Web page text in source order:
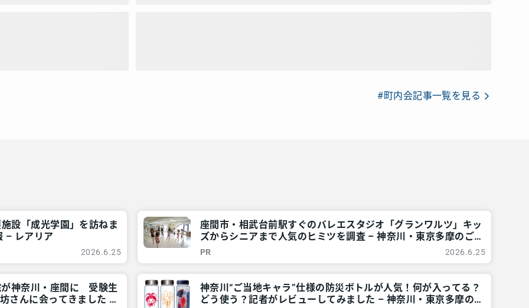
#町内会記事一覧を見る
設「成光学園」を訪ねま
– レアリア
2026.6.25
座間市・相武台前駅すぐのバレエスタジオ「グランワルツ」キッ
ズからシニアまで人気のヒミツを調査 – 神奈川・東京多摩のご
近所情報 – レアリア
PR 2026.6.25
が神奈川・座間に 受験生
さんに会ってきました –
神奈川“ご当地キャラ”仕様の防災ボトルが人気！何が入ってる？
どう使う？記者がレビューしてみました – 神奈川・東京多摩の